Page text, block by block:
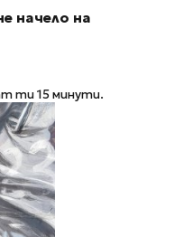
начело на
ти 15 минути.